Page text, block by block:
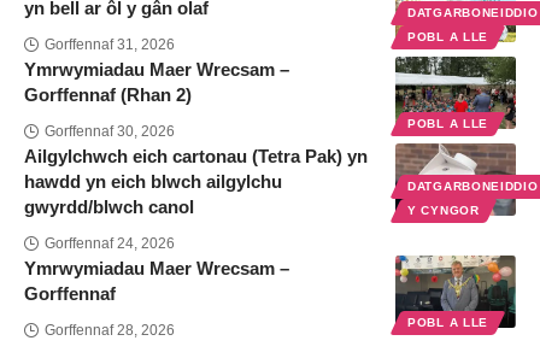
POBL A LLE
yn bell ar ôl y gân olaf
Gorffennaf 31, 2026
POBL A LLE
Ymrwymiadau Maer Wrecsam –
Gorffennaf (Rhan 2)
Gorffennaf 30, 2026
Y CYNGOR
Ailgylchwch eich cartonau (Tetra Pak) yn
hawdd yn eich blwch ailgylchu
gwyrdd/blwch canol
Gorffennaf 24, 2026
POBL A LLE
Ymrwymiadau Maer Wrecsam –
Gorffennaf
Gorffennaf 28, 2026